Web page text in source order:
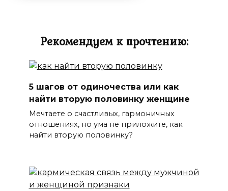
Рекомендуем к прочтению:
5 шагов от одиночества или как
найти вторую половинку женщине
Мечтаете о счастливых, гармоничных
отношениях, но ума не приложите, как
найти вторую половинку?